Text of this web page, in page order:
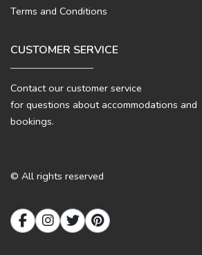
Terms and Conditions
CUSTOMER SERVICE
Contact our customer service
for questions about accommodations and
bookings.
© All rights reserved